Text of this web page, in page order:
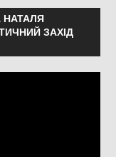
НАТАЛЯ
ЗАХІД